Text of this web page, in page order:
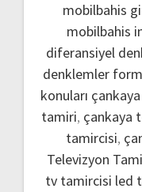
mobilbahis
mobilbahis
diferansiyel
denklemler
konuları
tamiri, çankaya
tamircisi,
Televizyon
tv tamircisi led